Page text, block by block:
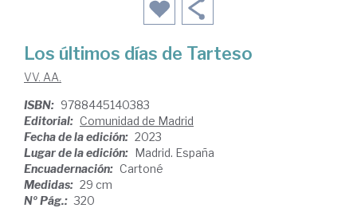
Los últimos días de Tarteso
VV. AA.
ISBN: 9788445140383
Editorial: Comunidad de Madrid
Fecha de la edición: 2023
Lugar de la edición: Madrid. España
Encuadernación: Cartoné
Medidas: 29 cm
Nº Pág.: 320